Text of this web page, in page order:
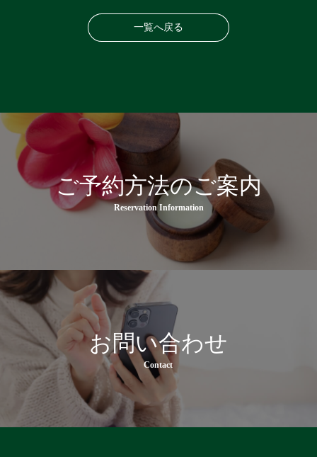
一覧へ戻る
ご予約方法のご案内
Reservation Information
お問い合わせ
Contact